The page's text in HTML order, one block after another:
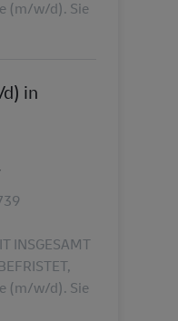
(m/w/d). Sie
in
INSGESAMT
(m/w/d). Sie